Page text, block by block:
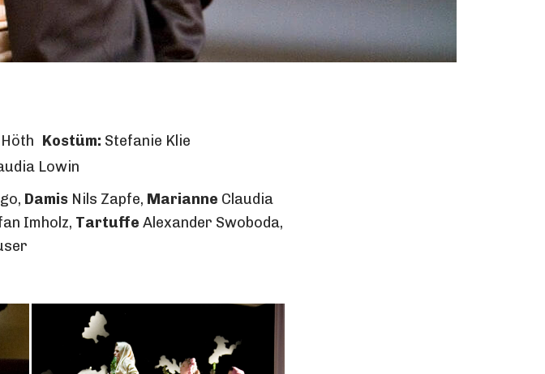
Kostüm: Stefanie Klie
Lowin
DamisNils Zapfe, Marianne Claudia
Imholz, Tartuffe Alexander Swoboda,